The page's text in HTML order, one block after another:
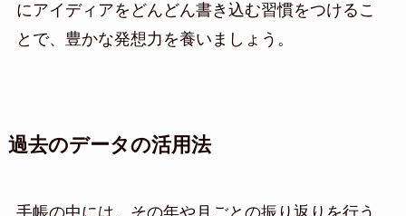
にアイディアをどんどん書き込む習慣をつけるこ
とで、豊かな発想力を養いましょう。
過去のデータの活用法